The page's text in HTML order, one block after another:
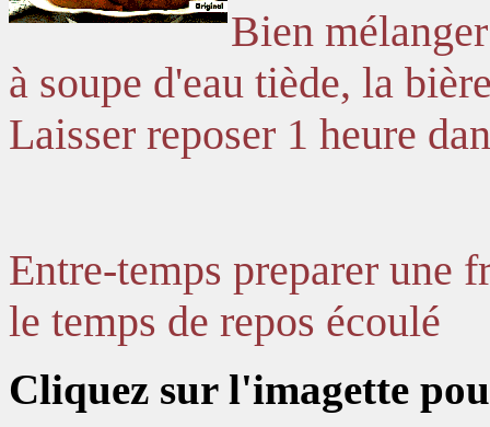
Bien
à soupe d'eau tiède, la
Laisser reposer 1 heure
Entre-temps preparer une
le temps de repos écoulé
Cliquez sur l'imagette